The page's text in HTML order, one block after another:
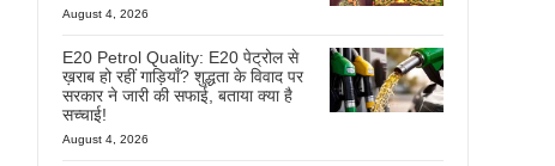
August 4, 2026
E20 Petrol Quality: E20 पेट्रोल से
ख़राब हो रहीं गाड़ियाँ? शुद्धता के विवाद पर
सरकार ने जारी की सफाई, बताया क्या है
सच्चाई!
August 4, 2026